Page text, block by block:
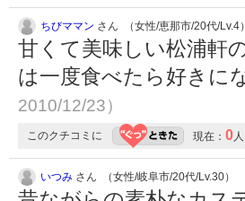
ちびママン さん （女性/恵那市/20代/Lv.4）
甘くて美味しい松浦軒
は一度食べたら好き
2010/12/23）
このクチコミに 現在： 0人
いつみ さん （女性/岐阜市/20代/Lv.30）